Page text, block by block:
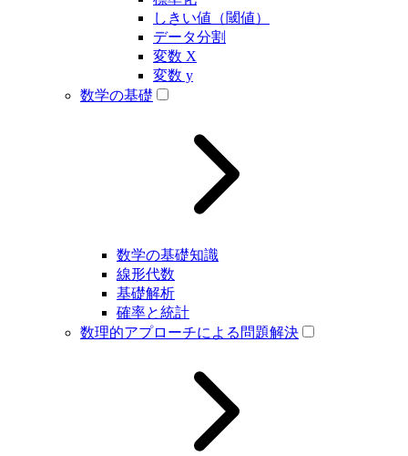
しきい値（閾値）
データ分割
変数 X
変数 y
数学の基礎
数学の基礎知識
線形代数
基礎解析
確率と統計
数理的アプローチによる問題解決